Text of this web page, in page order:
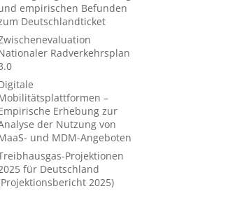
empirischen Befunden
Deutschlandticket
Radverkehrsplan
–
Erhebung zur
der Nutzung von
und MDM-Angeboten
Projektionen
für Deutschland
2025)